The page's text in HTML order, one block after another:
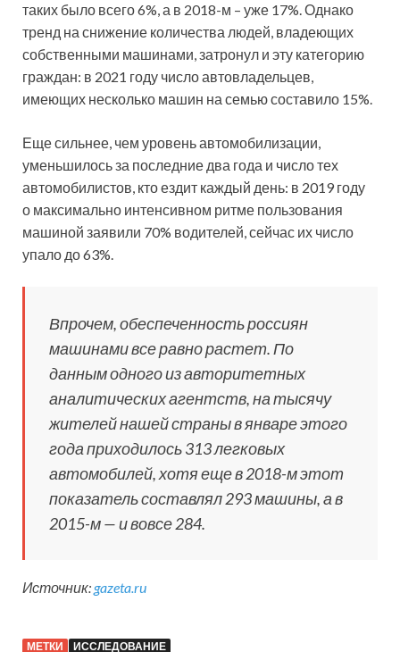
таких было всего 6%, а в 2018-м – уже 17%. Однако
тренд на снижение количества людей, владеющих
собственными машинами, затронул и эту категорию
граждан: в 2021 году число автовладельцев,
имеющих несколько машин на семью составило 15%.
Еще сильнее, чем уровень автомобилизации,
уменьшилось за последние два года и число тех
автомобилистов, кто ездит каждый день: в 2019 году
о максимально интенсивном ритме пользования
машиной заявили 70% водителей, сейчас их число
упало до 63%.
Впрочем, обеспеченность россиян
машинами все равно растет. По
данным одного из авторитетных
аналитических агентств, на тысячу
жителей нашей страны в январе этого
года приходилось 313 легковых
автомобилей, хотя еще в 2018-м этот
показатель составлял 293 машины, а в
2015-м — и вовсе 284.
Источник: gazeta.ru
МЕТКИ ИССЛЕДОВАНИЕ